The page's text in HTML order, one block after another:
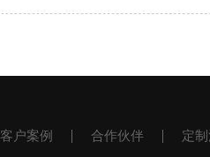
客户案例 合作伙伴 定